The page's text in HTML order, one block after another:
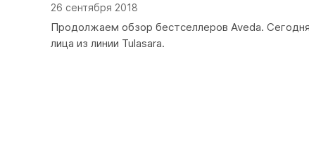
26 сентября 2018
Продолжаем обзор бестселлеров Aveda.
лица из линии Tulasara.